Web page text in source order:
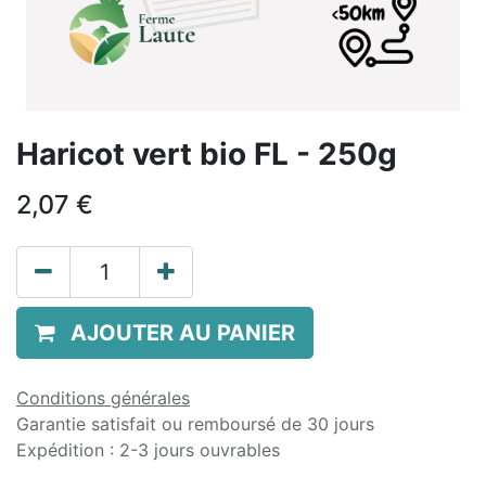
Haricot vert bio FL - 250g
2,07 €
AJOUTER AU PANIER
Conditions générales
Garantie satisfait ou remboursé de 30 jours
Expédition : 2-3 jours ouvrables